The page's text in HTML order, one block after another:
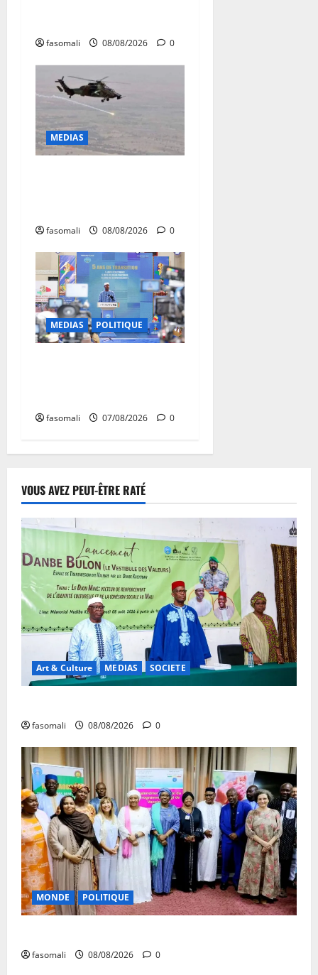
fasomali 08/08/2026 0
MEDIAS
fasomali 08/08/2026 0
MEDIAS POLITIQUE
fasomali 07/08/2026 0
VOUS AVEZ PEUT-ÊTRE RATÉ
Art & Culture MEDIAS SOCIETE
fasomali 08/08/2026 0
MONDE POLITIQUE
fasomali 08/08/2026 0